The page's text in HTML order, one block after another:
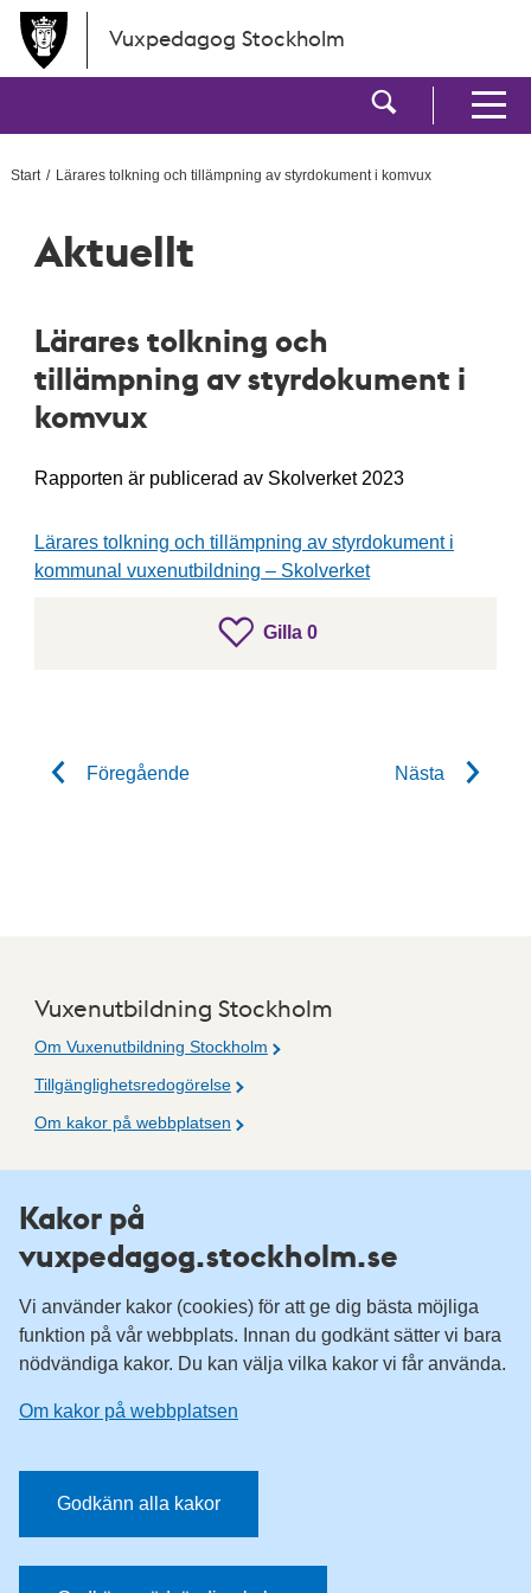
Hoppa till huvudinnehållet
Vuxpedagog Stockholm
Visa
Visa
Start Lärares tolkning och tillämpning av styrdokument i komvux
Aktuellt
Lärares tolkning och
tillämpning av styrdokument i
komvux
Gilla 0gillar inlägget
Rapporten är publicerad av Skolverket 2023
Lärares tolkning och tillämpning av styrdokument i
kommunal vuxenutbildning – Skolverket
Föregående Nästa
Vuxenutbildning Stockholm
Om Vuxenutbildning Stockholm
Tillgänglighetsredogörelse
Om kakor på webbplatsen
Fler resurser
Vuxenutbildning Stockholm
Information för leverantörsskolor
Sociala medier
Vuxenutbildning Stockholm, Instagram
Har du tips på vad vi borde publicera på webbplatsen? Mejla
Kakor på
vuxpedagog.stockholm.se
Vi använder kakor (cookies) för att ge dig bästa möjliga
funktion på vår webbplats. Innan du godkänt sätter vi bara
nödvändiga kakor. Du kan välja vilka kakor vi får använda.
Om kakor på webbplatsen
Godkänn alla kakor